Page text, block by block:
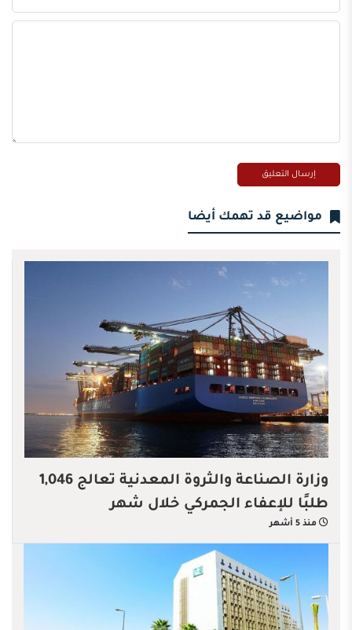
مواضيع قد تهمك أيضا
وزارة الصناعة والثروة المعدنية تعالج 1,046
طلبًا للإعفاء الجمركي خلال شهر
منذ 5 أشهر